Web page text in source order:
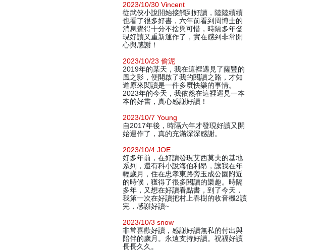
2023/10/30 Vincent
從武俠小說開始接觸到好讀，陸陸續續
也看了很多好書，六年前看到周博士的
消息覺得十分不捨與可惜，時隔多年發
現好讀又重新運作了，實在感到非常開
心與感謝！
2023/10/23 偷泥
2019年的某天，我在這裡遇見了薩豐的
風之影，便開啟了我的閱讀之路，才知
道原來閱讀是一件多麼快樂的事情。
2023年的今天，我依然在這裡遇見一本
本的好書，真心感謝好讀！
2023/10/7 Young
自2017年後，時隔六年才發現好讀又開
始運作了，真的充滿深深感謝。
2023/10/4 JOE
好多年前，在好讀發現艾西莫夫的基地
系列，還有科小說海伯利昂，讓我在年
輕歲月，住在忠孝東路旁玉成公園附近
的時候，獲得了很多閱讀的樂趣。時隔
多年，又想在好讀看點書，到了今天，
我第一次在好讀把村上春樹的收音機2讀
完，感謝好讀~
2023/10/3 snow
非常喜歡好讀，感謝好讀無私的付出與
陪伴的歲月。永遠支持好讀。祝福好讀
長長久久。